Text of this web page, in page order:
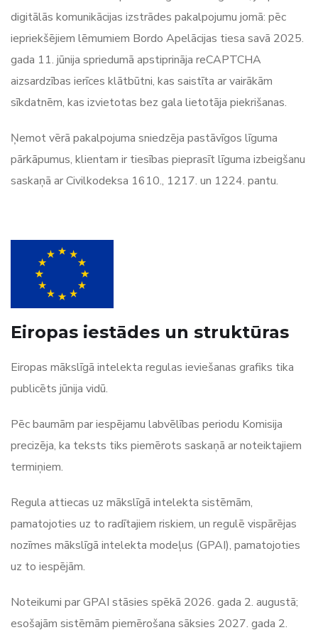
digitālās komunikācijas izstrādes pakalpojumu jomā: pēc
iepriekšējiem lēmumiem Bordo Apelācijas tiesa savā 2025.
gada 11. jūnija spriedumā apstiprināja reCAPTCHA
aizsardzības ierīces klātbūtni, kas saistīta ar vairākām
sīkdatnēm, kas izvietotas bez gala lietotāja piekrišanas.
Ņemot vērā pakalpojuma sniedzēja pastāvīgos līguma
pārkāpumus, klientam ir tiesības pieprasīt līguma izbeigšanu
saskaņā ar Civilkodeksa 1610., 1217. un 1224. pantu.
Eiropas iestādes un struktūras
Eiropas mākslīgā intelekta regulas ieviešanas grafiks tika
publicēts jūnija vidū.
Pēc baumām par iespējamu labvēlības periodu Komisija
precizēja, ka teksts tiks piemērots saskaņā ar noteiktajiem
termiņiem.
Regula attiecas uz mākslīgā intelekta sistēmām,
pamatojoties uz to radītajiem riskiem, un regulē vispārējas
nozīmes mākslīgā intelekta modeļus (GPAI), pamatojoties
uz to iespējām.
Noteikumi par GPAI stāsies spēkā 2026. gada 2. augustā;
esošajām sistēmām piemērošana sāksies 2027. gada 2.